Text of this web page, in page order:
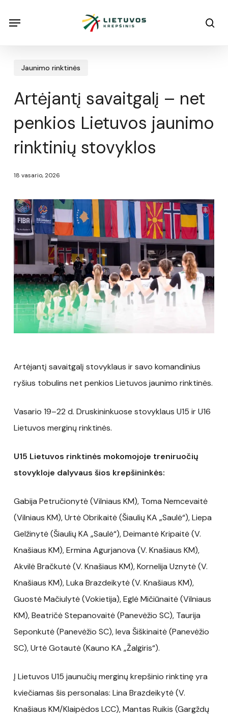
Menu
Jaunimo rinktinės
Artėjantį savaitgalį – net
penkios Lietuvos jaunimo
rinktinių stovyklos
18 vasario, 2026
Artėjantį savaitgalį stovyklaus ir savo komandinius
ryšius tobulins net penkios Lietuvos jaunimo rinktinės.
Vasario 19–22 d. Druskininkuose stovyklaus U15 ir U16
Lietuvos merginų rinktinės.
U15 Lietuvos rinktinės mokomojoje treniruočių
stovykloje dalyvaus šios krepšininkės:
Gabija Petručionytė (Vilniaus KM), Toma Nemcevaitė
(Vilniaus KM), Urtė Obrikaitė (Šiaulių KA „Saulė“), Liepa
Gelžinytė (Šiaulių KA „Saulė“), Deimantė Kripaitė (V.
Knašiaus KM), Ermina Agurjanova (V. Knašiaus KM),
Akvilė Bračkutė (V. Knašiaus KM), Kornelija Uznytė (V.
Knašiaus KM), Luka Brazdeikytė (V. Knašiaus KM),
Guostė Mačiulytė (Vokietija), Eglė Mičiūnaitė (Vilniaus
KM), Beatričė Stepanovaitė (Panevėžio SC), Taurija
Seponkutė (Panevėžio SC), Ieva Šiškinaitė (Panevėžio
SC), Urtė Gotautė (Kauno KA „Žalgiris“).
Į Lietuvos U15 jaunučių merginų krepšinio rinktinę yra
kviečiamas šis personalas: Lina Brazdeikytė (V.
Knašiaus KM/Klaipėdos LCC), Mantas Ruikis (Gargždų